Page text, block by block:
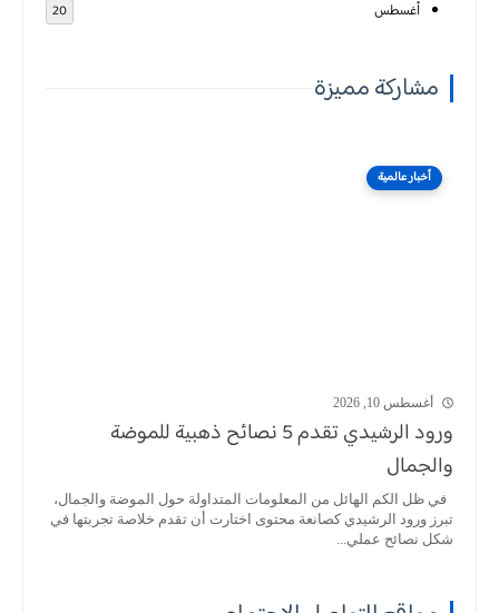
أغسطس 20
مشاركة مميزة
أخبار عالمية
أغسطس 10, 2026
ورود الرشيدي تقدم 5 نصائح ذهبية للموضة
والجمال
في ظل الكم الهائل من المعلومات المتداولة حول الموضة والجمال،
تبرز ورود الرشيدي كصانعة محتوى اختارت أن تقدم خلاصة تجربتها في
شكل نصائح عملي...